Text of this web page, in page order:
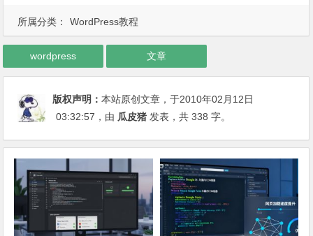
所属分类： WordPress教程
wordpress 文章
版权声明：本站原创文章，于2010年02月12日
03:32:57 ，由 瓜皮猪 发表，共 338 字。